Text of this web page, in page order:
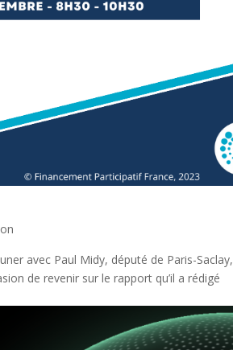
avec Paul Midy, député de Paris-Saclay,
de revenir sur le rapport qu’il a rédigé